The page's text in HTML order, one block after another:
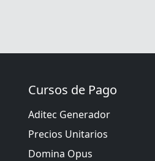
Cursos de Pago
Aditec Generador
Precios Unitarios
Domina Opus